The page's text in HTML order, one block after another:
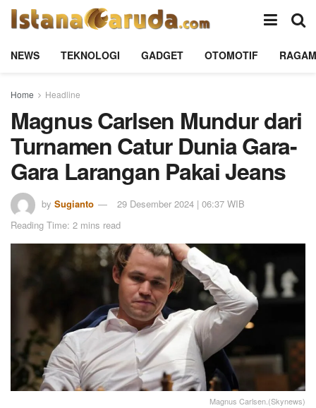
NEWS TEKNOLOGI GADGET OTOMOTIF RAGAM
Home Headline
Magnus Carlsen Mundur dari
Turnamen Catur Dunia Gara-
Gara Larangan Pakai Jeans
by Sugianto
29 Desember 2024 | 06:37 WIB
Reading Time: 2 mins read
Magnus Carlsen.(Skynews)